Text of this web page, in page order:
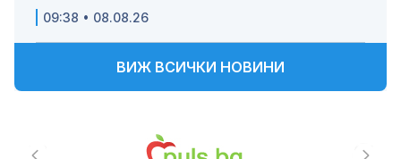
09:38 • 08.08.26
ВИЖ ВСИЧКИ НОВИНИ